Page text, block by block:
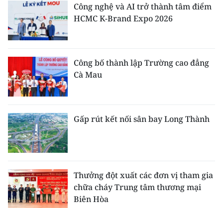
Công nghệ và AI trở thành tâm điểm
HCMC K-Brand Expo 2026
Công bố thành lập Trường cao đẳng
Cà Mau
Gấp rút kết nối sân bay Long Thành
Thưởng đột xuất các đơn vị tham gia
chữa cháy Trung tâm thương mại
Biên Hòa